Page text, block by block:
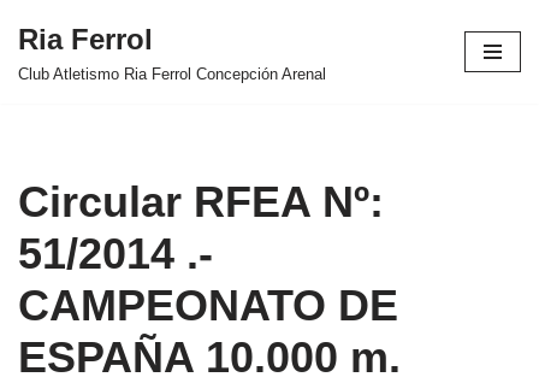
Saltar
Ria Ferrol
Club Atletismo Ria Ferrol Concepción Arenal
Circular RFEA Nº:
51/2014 .-
CAMPEONATO DE
ESPAÑA 10.000 m.